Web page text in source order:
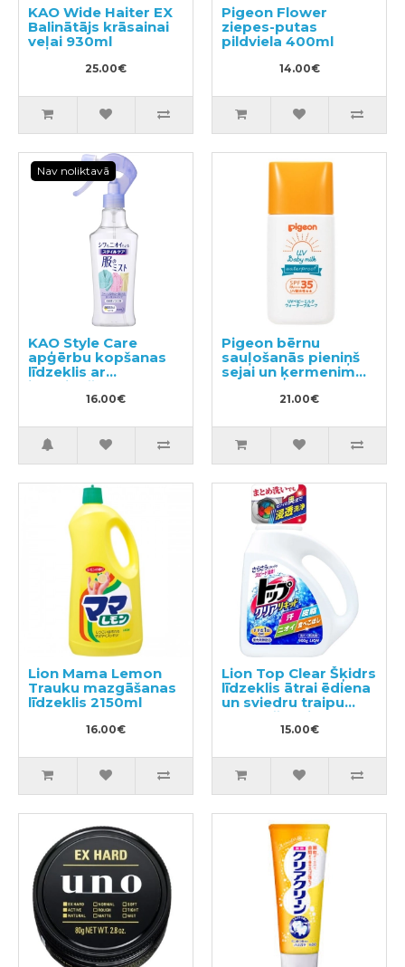
KAO Wide Haiter EX
Balinātājs krāsainai
veļai 930ml
25.00€
Pigeon Flower
ziepes-putas
pildviela 400ml
14.00€
Nav noliktavā
KAO Style Care
apģērbu kopšanas
līdzeklis ar
izlīdzinošu un
antistatisku efektu
16.00€
Pigeon bērnu
sauļošanās pieniņš
sejai un ķermenim
UV SPF35 30g
21.00€
Lion Mama Lemon
Trauku mazgāšanas
līdzeklis 2150ml
16.00€
Lion Top Clear Šķidrs
līdzeklis ātrai ēdiena
un sviedru traipu
noņemšanai 900g
15.00€